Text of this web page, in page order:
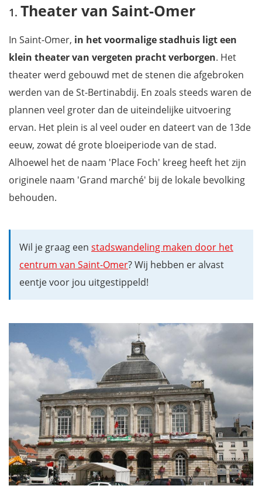
Le jardin Publique
Museum Sandelin
Clairmarais
In de buurt van Saint-Omer
Mis niets tijdens je rondreis door Noord-Frankrijk met onze
reisgids
Theater van Saint-Omer
In Saint-Omer, in het voormalige stadhuis ligt een
klein theater van vergeten pracht verborgen. Het
theater werd gebouwd met de stenen die afgebroken
werden van de St-Bertinabdij. En zoals steeds waren de
plannen veel groter dan de uiteindelijke uitvoering
ervan. Het plein is al veel ouder en dateert van de 13de
eeuw, zowat dé grote bloeiperiode van de stad.
Alhoewel het de naam 'Place Foch' kreeg heeft het zijn
originele naam 'Grand marché' bij de lokale bevolking
behouden.
Wil je graag een stadswandeling maken door het
centrum van Saint-Omer? Wij hebben er alvast
eentje voor jou uitgestippeld!